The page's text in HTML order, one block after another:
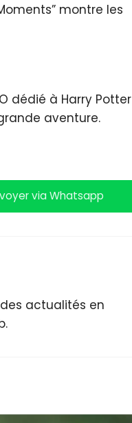
montre les
dédié à Harry Potter
aventure.
via Whatsapp
actualités en